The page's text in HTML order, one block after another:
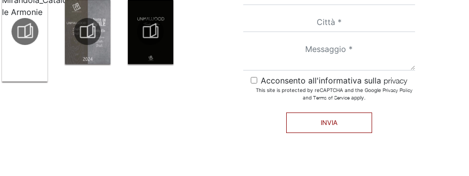
Acconsento all'informativa sulla privacy
This site is protected by reCAPTCHA and the Google Privacy Policy
and Terms of Serviceapply.
INVIA